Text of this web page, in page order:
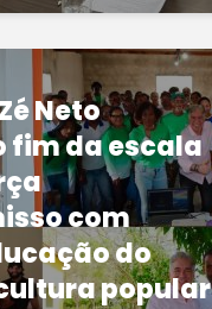
Neto
fim da escala
com
do
popular